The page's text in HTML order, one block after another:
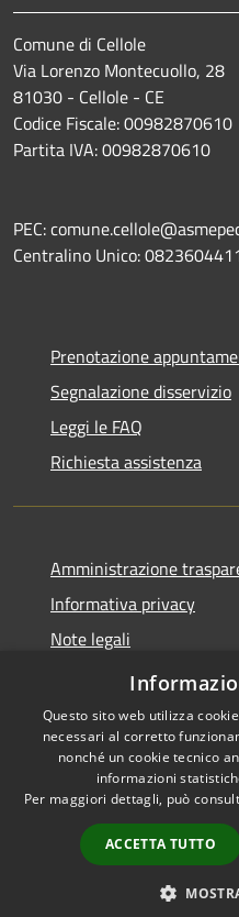
Comune di Cellole
Via Lorenzo Montecuollo, 28
81030 - Cellole - CE
Codice Fiscale: 00982870610
Partita IVA: 00982870610
PEC:
Centralino Unico:
Prenotazione
Segnalazione disservizio
Leggi le FAQ
Richiesta assistenza
Amministrazione
Informativa privacy
Note legali
Dichiarazione di
Accessibilità
Questo sito web utilizza
necessari al corretto
nonché un cookie tecnico
informazioni
Per maggiori dettagli, può
ACCETTA TUTTO